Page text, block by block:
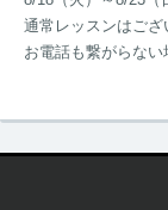
通常レッスンはござ
お電話も繋がらない